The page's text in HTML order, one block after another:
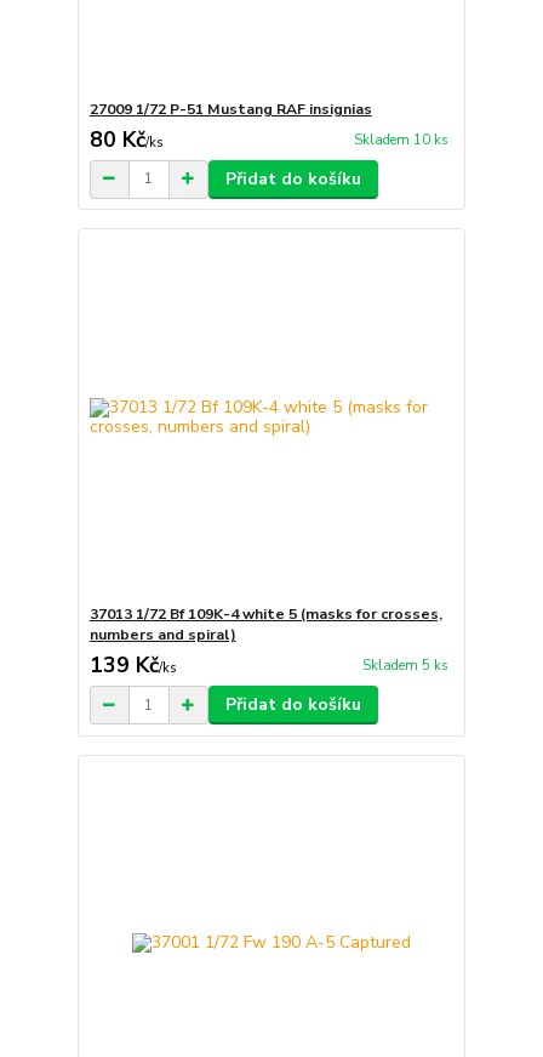
27009 1/72 P-51 Mustang RAF insignias
80 Kč/ks Skladem 10 ks
Přidat do košíku
37013 1/72 Bf 109K-4 white 5 (masks for crosses,
numbers and spiral)
139 Kč/ks Skladem 5 ks
Přidat do košíku